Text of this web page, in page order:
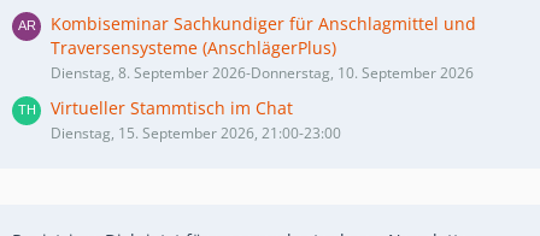
Kombiseminar Sachkundiger für Anschlagmittel und
Traversensysteme (AnschlägerPlus)
Dienstag, 8. September 2026-Donnerstag, 10. September 2026
Virtueller Stammtisch im Chat
Dienstag, 15. September 2026, 21:00-23:00